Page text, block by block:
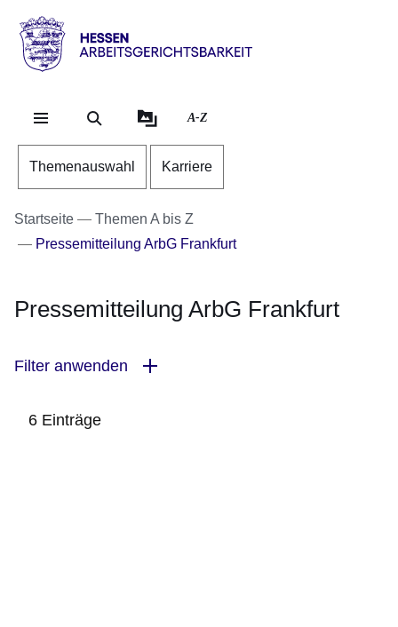
Direkt zum Kopf der
Direkt zum Inhalt
Direkt zum Fuß der
Hessen
ArbeitsgerichtsbarkeitA-Z
Themenauswahl Karriere
Startseite
Themen A bis Z
Pressemitteilung ArbG Frankfurt
Pressemitteilung ArbG Frankfurt
Filter anwenden
6 Einträge